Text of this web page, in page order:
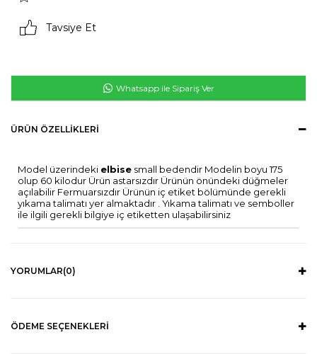
Tavsiye Et
Whatsapp ile Sipariş Ver
ÜRÜN ÖZELLIKLERI
Model üzerindeki elbise small bedendir Modelin boyu 175
olup 60 kilodur Ürün astarsızdır Ürünün önündeki düğmeler
açılabilir Fermuarsızdır Ürünün iç etiket bölümünde gerekli
yıkama talimatı yer almaktadır . Yıkama talimatı ve semboller
ile ilgili gerekli bilgiye iç etiketten ulaşabilirsiniz
YORUMLAR(0)
ÖDEME SEÇENEKLERI